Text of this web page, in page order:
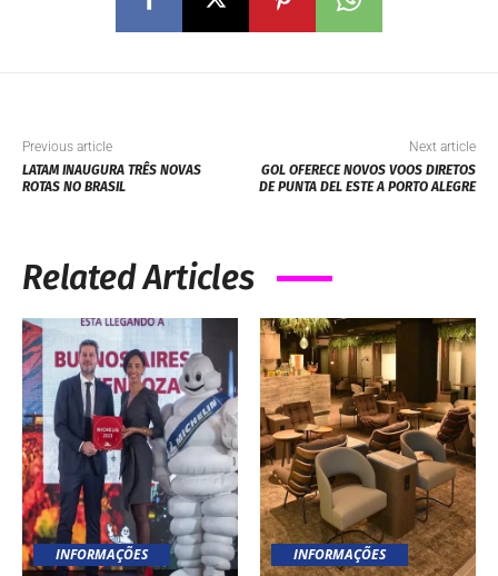
Previous article
LATAM INAUGURA TRÊS NOVAS
ROTAS NO BRASIL
Next article
GOL OFERECE NOVOS VOOS DIRETOS
DE PUNTA DEL ESTE A PORTO ALEGRE
Related Articles
INFORMAÇÕES INFORMAÇÕES